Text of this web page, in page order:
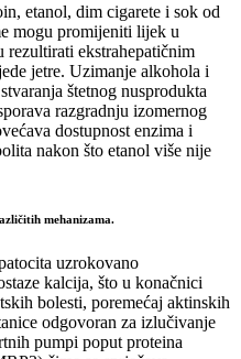
etanol, dim cigarete i sok od
mogu promijeniti lijek u
rezultirati ekstrahepatičnim
jetre. Uzimanje alkohola i
štetnog nusprodukta
razgradnju izomernog
dostupnost enzima i
nakon što etanol više nije
mehanizama.
uzrokovano
kalcija, što u konačnici
bolesti, poremećaj aktinskih
odgovoran za izlučivanje
pumpi poput proteina